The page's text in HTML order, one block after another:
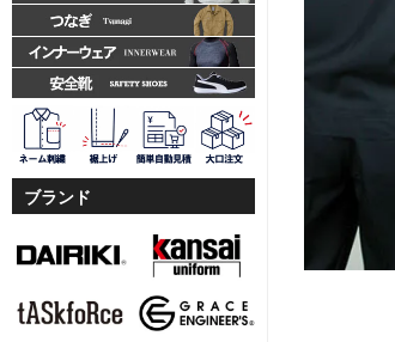
ブランド